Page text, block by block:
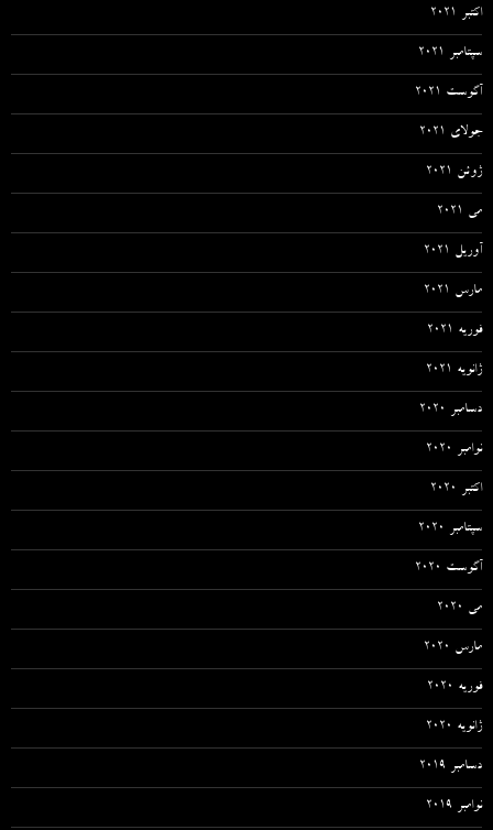
اکتبر 2021
سپتامبر 2021
آگوست 2021
جولای 2021
ژوئن 2021
می 2021
آوریل 2021
مارس 2021
فوریه 2021
ژانویه 2021
دسامبر 2020
نوامبر 2020
اکتبر 2020
سپتامبر 2020
آگوست 2020
می 2020
مارس 2020
فوریه 2020
ژانویه 2020
دسامبر 2019
نوامبر 2019